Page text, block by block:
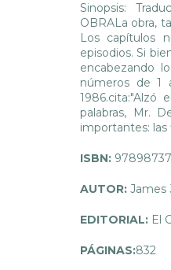
Sinopsis:
OBRALa obra,
Los capítulos
episodios. Si
encabezando
números de 1
palabras, Mr.
importantes: las
ISBN:
AUTOR: James
EDITORIAL: El
PÁGINAS:832